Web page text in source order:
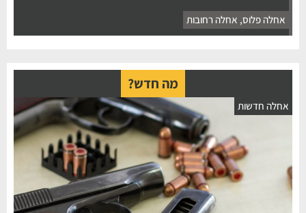
אחלה פלוס, אחלה רחובות
מה חדש?
אחלה חדשות